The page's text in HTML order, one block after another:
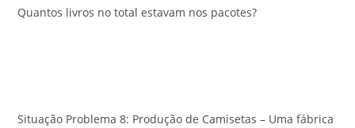
Quantos livros no total estavam nos pacotes?
Situação Problema 8: Produção de Camisetas – Uma fábrica